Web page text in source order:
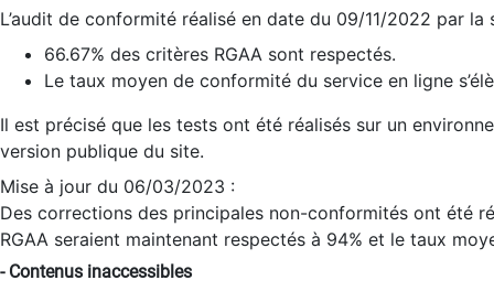
L’audit de conformité réalisé en date du 09/11/2022 par
66.67% des critères RGAA sont respectés.
Le taux moyen de conformité du service en ligne
Il est précisé que les tests ont été réalisés sur un
version publique du site.
Mise à jour du 06/03/2023 :
Des corrections des principales non-conformités ont été
RGAA seraient maintenant respectés à 94% et le taux
- Contenus inaccessibles